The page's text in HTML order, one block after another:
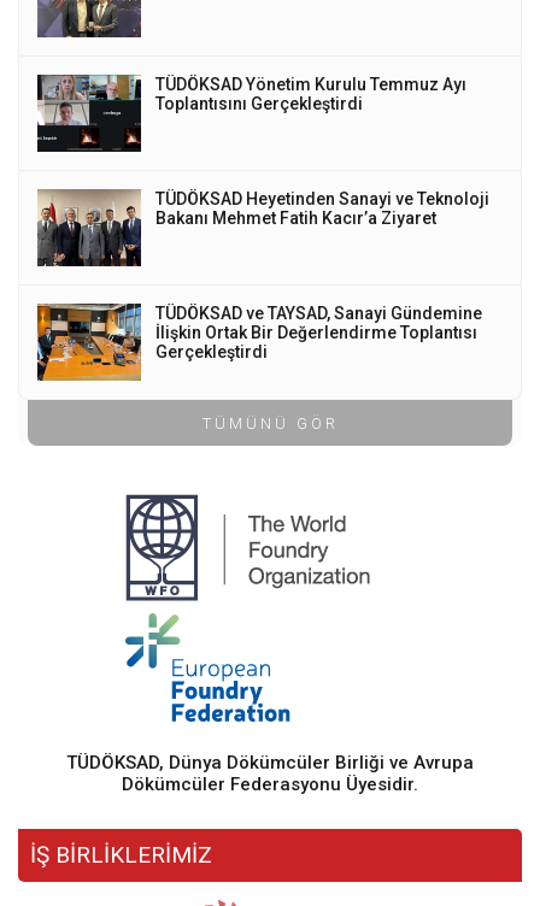
TÜDÖKSAD Yönetim Kurulu Temmuz Ayı
Toplantısını Gerçekleştirdi
TÜDÖKSAD Heyetinden Sanayi ve Teknoloji
Bakanı Mehmet Fatih Kacır’a Ziyaret
TÜDÖKSAD ve TAYSAD, Sanayi Gündemine
İlişkin Ortak Bir Değerlendirme Toplantısı
Gerçekleştirdi
TÜMÜNÜ GÖR
TÜDÖKSAD, Dünya Dökümcüler Birliği ve Avrupa
Dökümcüler Federasyonu Üyesidir.
İŞ BİRLİKLERİMİZ